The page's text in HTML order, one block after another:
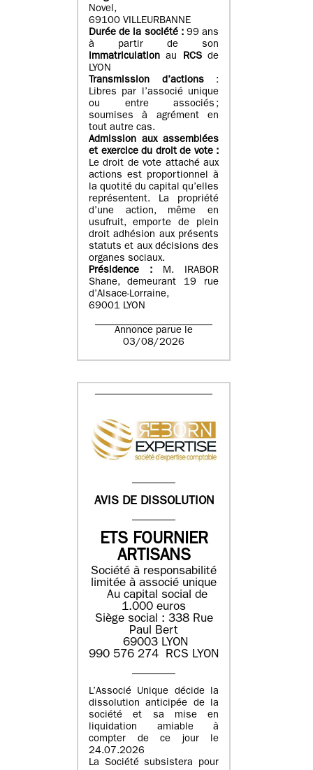
Novel,
69100 VILLEURBANNE
Durée de la société :99 ans
à partir de son
immatriculation au RCSde
LYON
Transmission d’actions:
Libres par l’associé unique
ou entre associés ;
soumises à agrément en
tout autre cas.
Admission aux assemblées
et exercice du droit de vote :
Le droit de vote attaché aux
actions est proportionnel à
la quotité du capital qu’elles
représentent. La propriété
d’une action, même en
usufruit, emporte de plein
droit adhésion aux présents
statuts et aux décisions des
organes sociaux.
Présidence : M. IRABOR
Shane, demeurant 19 rue
d’Alsace-Lorraine,
69001 LYON
Annonce parue le
03/08/2026
AVIS DE DISSOLUTION
ETS FOURNIER
ARTISANS
Société à responsabilité
limitée à associé unique
Au capital social de
1.000 euros
Siège social : 338 Rue
Paul Bert
69003 LYON
990 576 274 RCS LYON
L’Associé Unique décide la
dissolution anticipée de la
société et sa mise en
liquidation amiable à
compter de ce jour le
24.07.2026
La Société subsistera pour